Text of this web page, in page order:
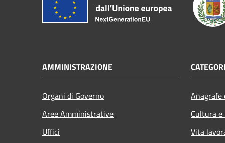
AMMINISTRAZIONE
Organi di Governo
Aree Amministrative
Uffici
Cultura
Vita